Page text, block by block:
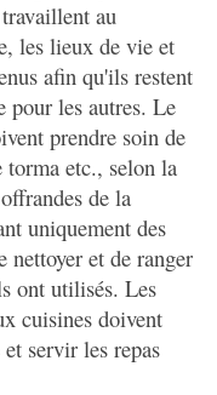
au
les lieux de vie et
afin qu'ils restent
pour les autres. Le
prendre soin de
torma etc., selon la
de la
uniquement des
nettoyer et de ranger
ont utilisés. Les
cuisines doivent
servir les repas